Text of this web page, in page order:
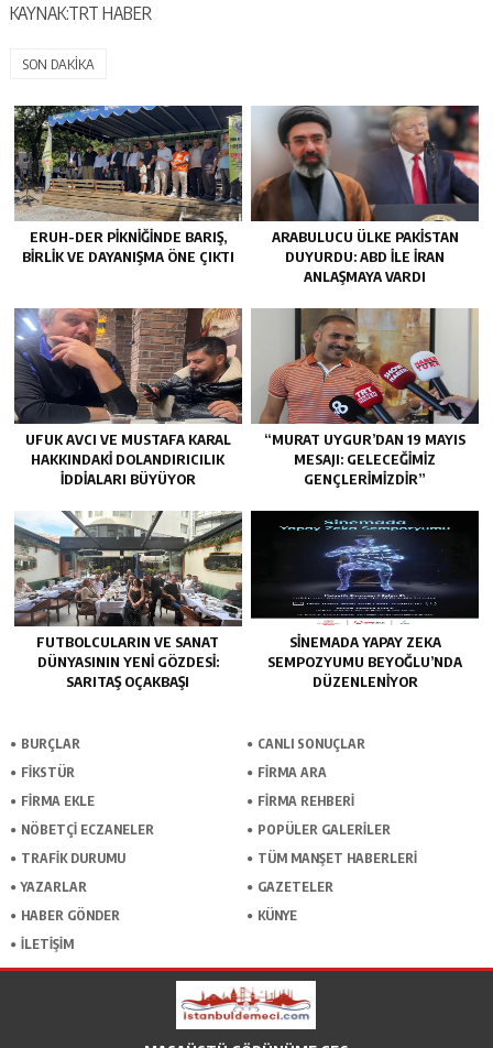
KAYNAK:TRT HABER
SON DAKİKA
ERUH-DER PIKNIĞINDE BARIŞ,
BIRLIK VE DAYANIŞMA ÖNE ÇIKTI
ARABULUCU ÜLKE PAKISTAN
DUYURDU: ABD ILE İRAN
ANLAŞMAYA VARDI
UFUK AVCI VE MUSTAFA KARAL
HAKKINDAKI DOLANDIRICILIK
İDDIALARI BÜYÜYOR
“MURAT UYGUR’DAN 19 MAYIS
MESAJI: GELECEĞIMIZ
GENÇLERIMIZDIR”
FUTBOLCULARIN VE SANAT
DÜNYASININ YENI GÖZDESI:
SARITAŞ OÇAKBAŞI
SINEMADA YAPAY ZEKA
SEMPOZYUMU BEYOĞLU’NDA
DÜZENLENIYOR
BURÇLAR
CANLI SONUÇLAR
FİKSTÜR
FİRMA ARA
FİRMA EKLE
FİRMA REHBERİ
NÖBETÇİ ECZANELER
POPÜLER GALERİLER
TRAFİK DURUMU
TÜM MANŞET HABERLERİ
YAZARLAR
GAZETELER
HABER GÖNDER
KÜNYE
İLETİŞİM